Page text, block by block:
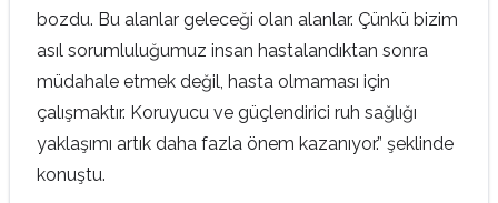
bozdu. Bu alanlar geleceği olan alanlar. Çünkü bizim
asıl sorumluluğumuz insan hastalandıktan sonra
müdahale etmek değil, hasta olmaması için
çalışmaktır. Koruyucu ve güçlendirici ruh sağlığı
yaklaşımı artık daha fazla önem kazanıyor.” şeklinde
konuştu.